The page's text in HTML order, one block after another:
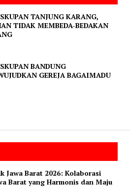
TANJUNG KARANG,
TIDAK MEMBEDA-BEDAKAN
BANDUNG
GEREJA BAGAIMADU
Jawa Barat 2026: Kolaborasi
Barat yang Harmonis dan Maju